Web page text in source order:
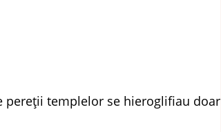
pereții templelor se hieroglifiau doar